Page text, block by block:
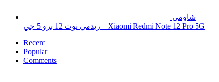
شاومي
ريدمي نوت 12 برو 5 جي – Xiaomi Redmi Note 12 Pro 5G
Recent
Popular
Comments